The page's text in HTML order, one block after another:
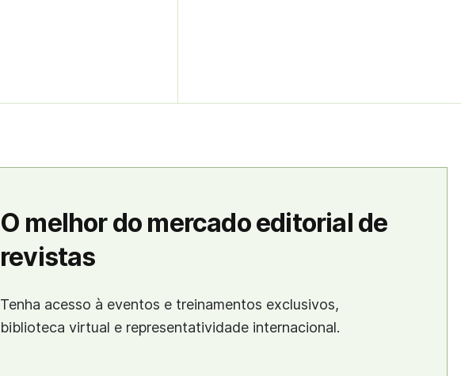
O melhor do mercado editorial de
revistas
Tenha acesso à eventos e treinamentos exclusivos,
biblioteca virtual e representatividade internacional.